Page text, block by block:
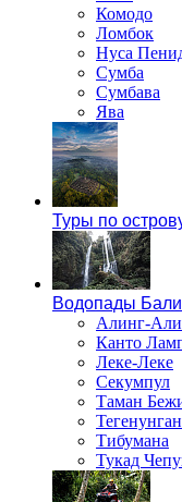
Комодо
Ломбок
Нуса
Сумба
Сумбава
Ява
Туры по
Водопады Бали
Алинг-
Канто
Леке-Леке
Секумпул
Таман
Тегенунган
Тибумана
Тукад